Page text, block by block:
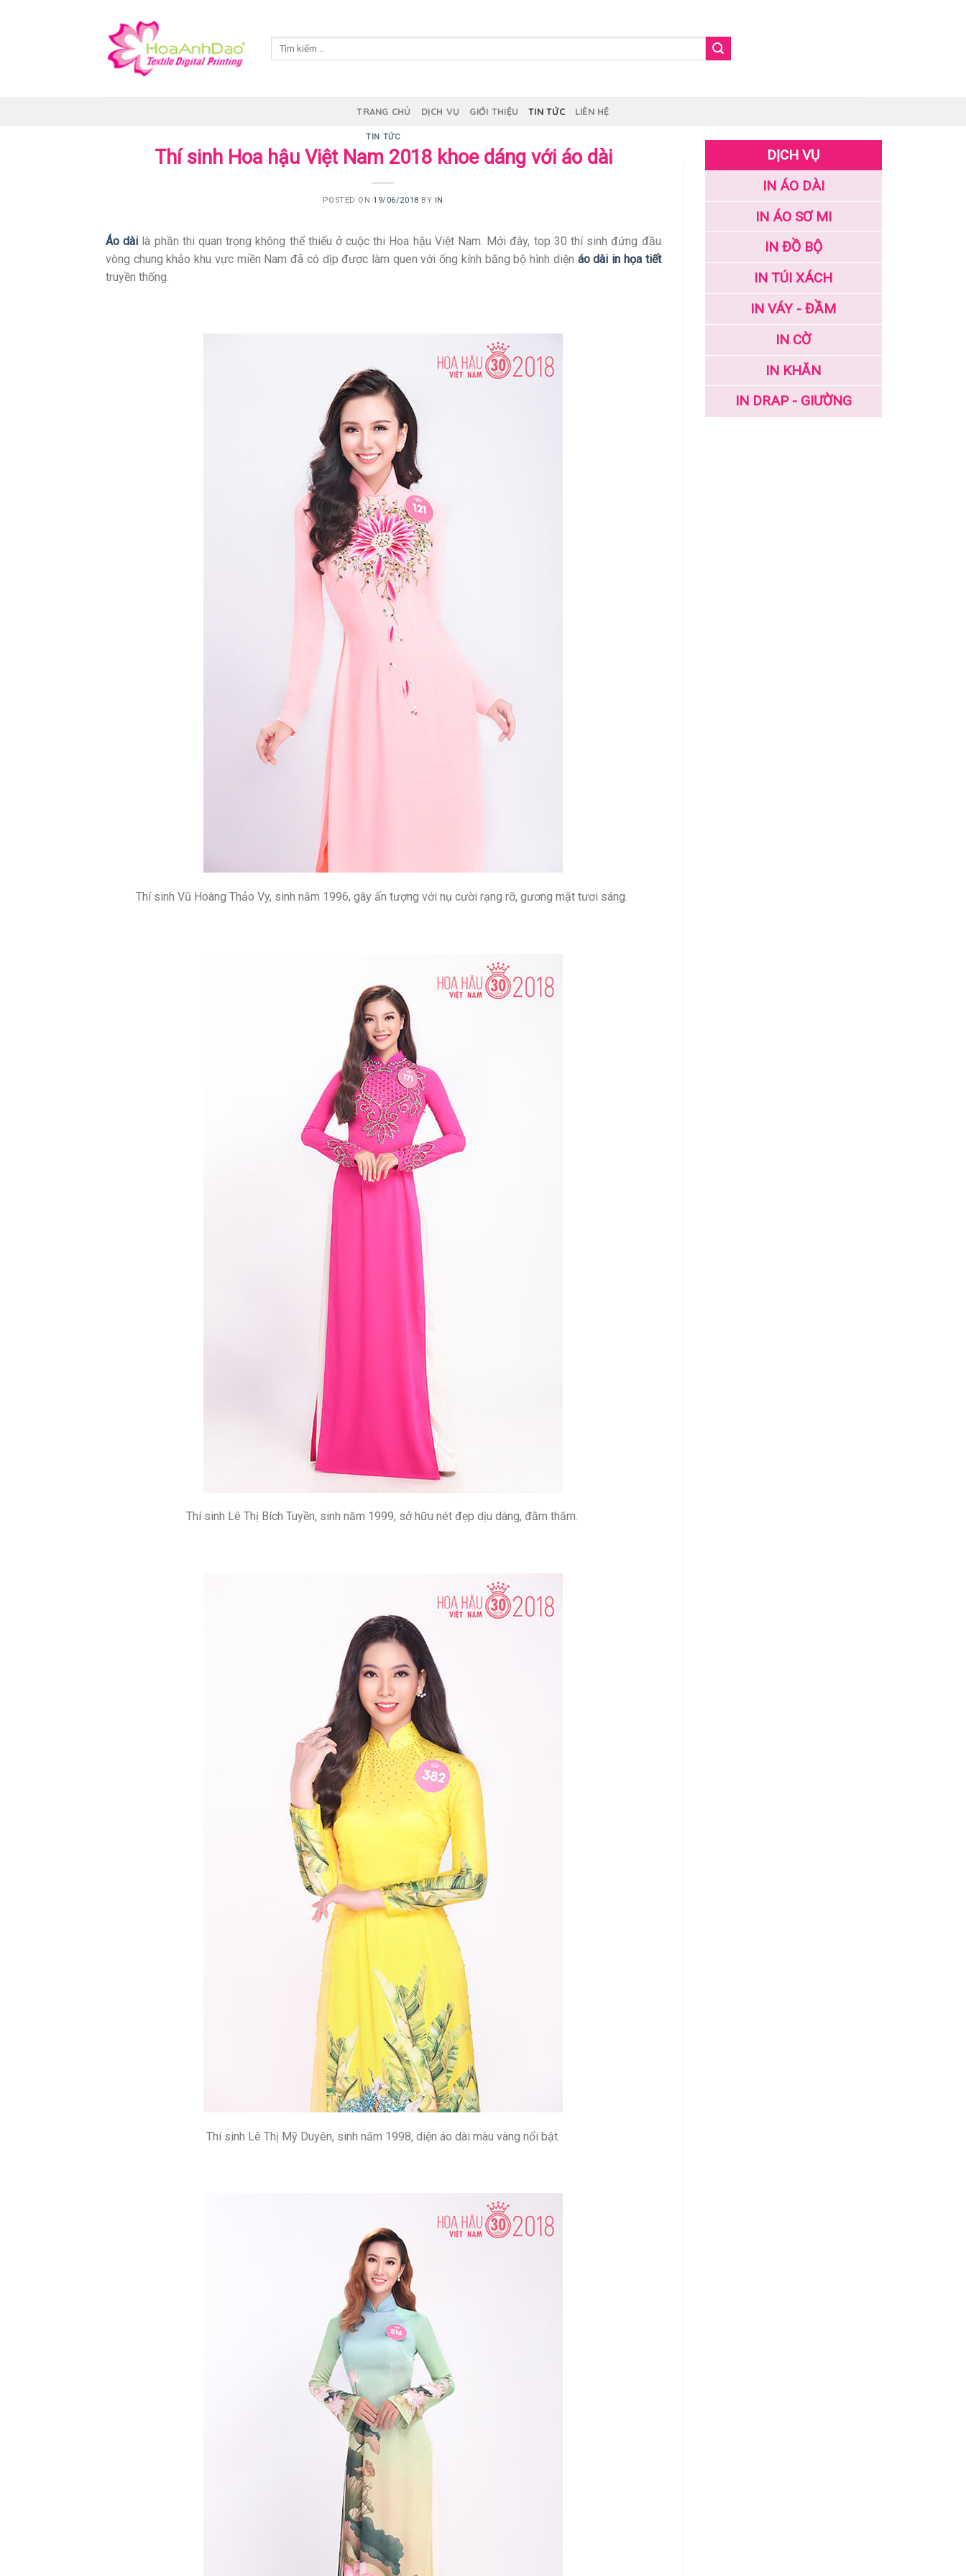
Tìm
TRANG CHỦ DỊCH VỤ GIỚI THIỆU TIN TỨC LIÊN HỆ
TIN TỨC
Thí sinh Hoa hậu Việt Nam 2018 khoe dáng với áo dài
POSTED ON19/06/2018 BY IN
Áo dài là phần thi quan trọng không thể thiếu ở cuộc thi Hoa hậu Việt Nam. Mới đây, top 30 thí sinh đứng đầu
vòng chung khảo khu vực miền Nam đã có dịp được làm quen với ống kính bằng bộ hình diện áo dài in họa tiết
truyền thống.
Thí sinh Vũ Hoàng Thảo Vy, sinh năm 1996, gây ấn tượng với nụ cười rạng rỡ, gương mặt tươi sáng.
Thí sinh Lê Thị Bích Tuyền, sinh năm 1999, sở hữu nét đẹp dịu dàng, đằm thắm.
Thí sinh Lê Thị Mỹ Duyên, sinh năm 1998, diện áo dài màu vàng nổi bật.
DỊCH VỤ
IN ÁO DÀI
IN ÁO SƠ MI
IN ĐỒ BỘ
IN TÚI XÁCH
IN VÁY - ĐẦM
IN CỜ
IN KHĂN
IN DRAP - GIƯỜNG